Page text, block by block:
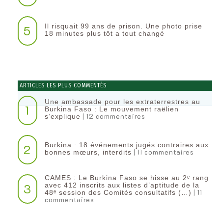
5
Il risquait 99 ans de prison. Une photo prise
18 minutes plus tôt a tout changé
ARTICLES LES PLUS COMMENTÉS
1
Une ambassade pour les extraterrestres au
Burkina Faso : Le mouvement raëlien
s’explique | 12 commentaires
2
Burkina : 18 événements jugés contraires aux
bonnes mœurs, interdits | 11 commentaires
3
CAMES : Le Burkina Faso se hisse au 2ᵉ rang
avec 412 inscrits aux listes d’aptitude de la
48ᵉ session des Comités consultatifs (…) | 11
commentaires